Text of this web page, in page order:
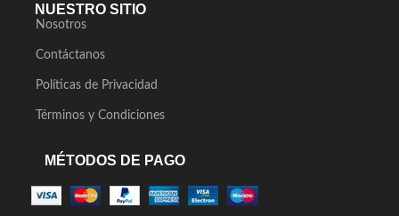
NUESTRO SITIO
Nosotros
Contáctanos
Políticas de Privacidad
Términos y Condiciones
MÉTODOS DE PAGO